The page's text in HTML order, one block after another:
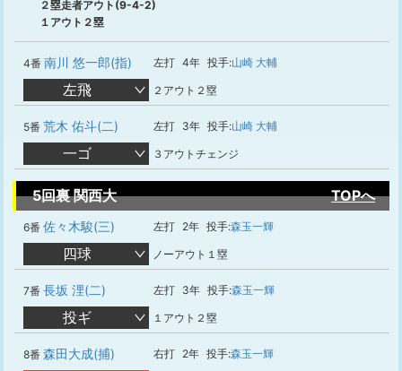
２塁走者アウト(9-4-2)
１アウト２塁
4番 南川 悠一郎(指) 左打 4年 投手:山崎 大輔
左飛 ２アウト２塁
5番 荒木 佑斗(二) 左打 3年 投手:山崎 大輔
一ゴ ３アウトチェンジ
5回裏 関西大 TOPへ
6番 佐々木駿(三) 左打 2年 投手:森玉一輝
四球 ノーアウト１塁
7番 長坂 浬(二) 左打 3年 投手:森玉一輝
投ギ １アウト２塁
8番 森田大成(捕) 右打 2年 投手:森玉一輝